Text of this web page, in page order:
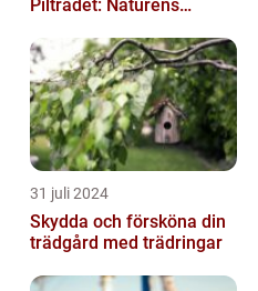
Pilträdet: Naturens
31 juli 2024
Skydda och försköna din
trädgård med trädringar